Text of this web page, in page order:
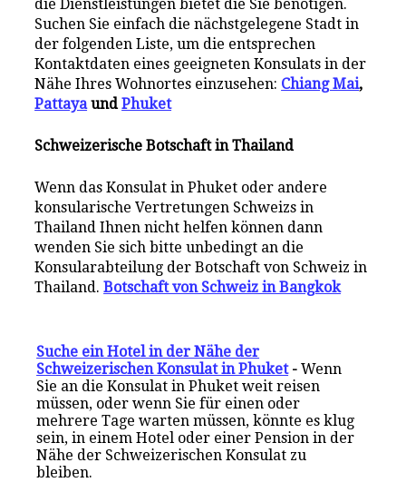
die Dienstleistungen bietet die Sie benötigen.
Suchen Sie einfach die nächstgelegene Stadt in
der folgenden Liste, um die entsprechen
Kontaktdaten eines geeigneten Konsulats in der
Nähe Ihres Wohnortes einzusehen: Chiang Mai,
PattayaundPhuket
Schweizerische Botschaft in Thailand
Wenn das Konsulat in Phuket oder andere
konsularische Vertretungen Schweizs in
Thailand Ihnen nicht helfen können dann
wenden Sie sich bitte unbedingt an die
Konsularabteilung der Botschaft von Schweiz in
Thailand.Botschaft von Schweiz in Bangkok
Suche ein Hotel in der Nähe der
Schweizerischen Konsulat in Phuket-Wenn
Sie an die Konsulat in Phuket weit reisen
müssen, oder wenn Sie für einen oder
mehrere Tage warten müssen, könnte es klug
sein, in einem Hotel oder einer Pension in der
Nähe der Schweizerischen Konsulat zu
bleiben.